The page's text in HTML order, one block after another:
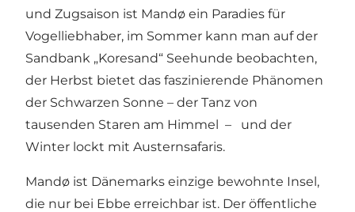
und Zugsaison ist Mandø ein Paradies für
Vogelliebhaber, im Sommer kann man auf der
Sandbank „Koresand“ Seehunde beobachten,
der Herbst bietet das faszinierende Phänomen
der Schwarzen Sonne – der Tanz von
tausenden Staren am Himmel – und der
Winter lockt mit Austernsafaris.
Mandø ist Dänemarks einzige bewohnte Insel,
die nur bei Ebbe erreichbar ist. Der öffentliche